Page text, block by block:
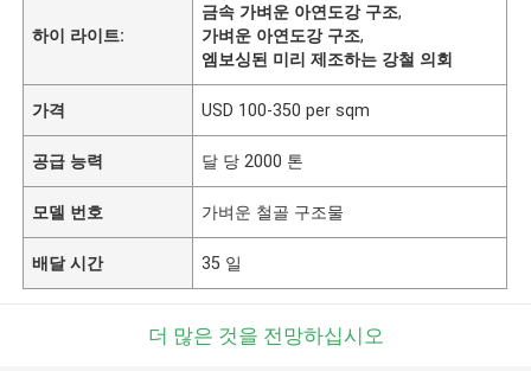
하이 라이트:
금속 가벼운 아연도강 구조,
가벼운 아연도강 구조,
엠보싱된 미리 제조하는 강철 의회
가격 USD 100-350 per sqm
공급 능력 달 당 2000 톤
모델 번호 가벼운 철골 구조물
배달 시간 35 일
더 많은 것을 전망하십시오